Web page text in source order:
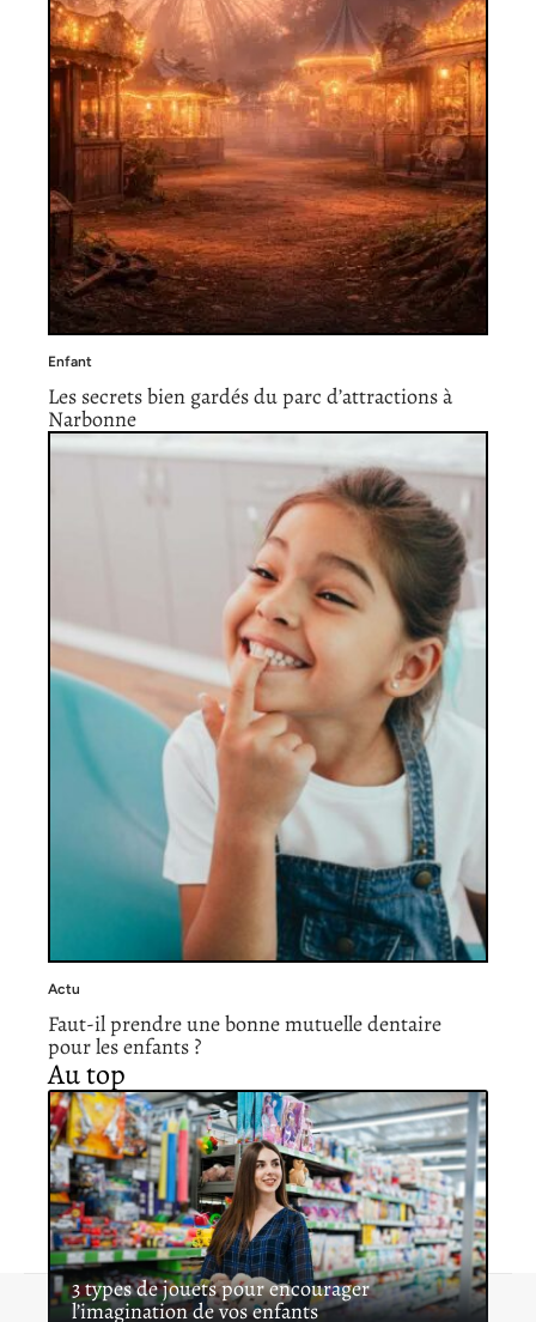
Enfant
Les secrets bien gardés du parc d’attractions à
Narbonne
Actu
Faut-il prendre une bonne mutuelle dentaire
pour les enfants ?
Au top
3 types de jouets pour encourager
l’imagination de vos enfants
Contact Mentions légales Sitemap